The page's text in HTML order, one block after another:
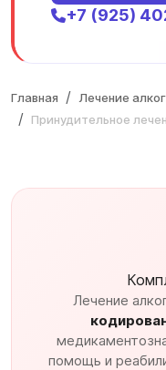
+7 (925)
Главная
Лечение
Принудительное
Лечение
помощь и